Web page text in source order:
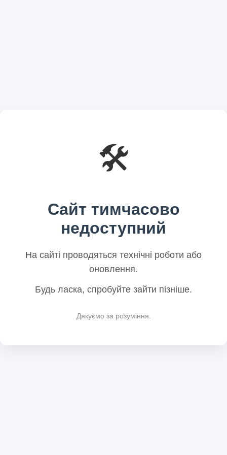
🛠️
Сайт тимчасово
недоступний
На сайті проводяться технічні роботи або
оновлення.
Будь ласка, спробуйте зайти пізніше.
Дякуємо за розуміння.